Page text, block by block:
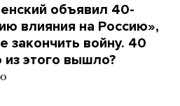
объявил 40-
влияния на Россию»,
закончить войну. 40
из этого вышло?